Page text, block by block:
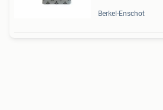
Berkel-Enschot